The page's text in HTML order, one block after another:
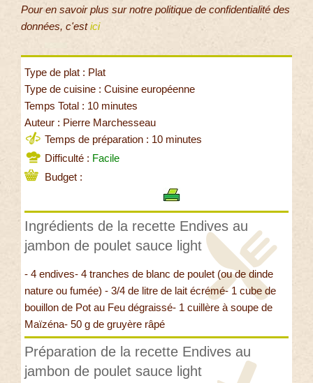
Pour en savoir plus sur notre politique de confidentialité des
données, c'estici
Type de plat : Plat
Type de cuisine : Cuisine européenne
Temps Total : 10 minutes
Auteur : Pierre Marchesseau
Temps de préparation : 10 minutes
Difficulté : Facile
Budget :
Ingrédients de la recette Endives au
jambon de poulet sauce light
- 4 endives- 4 tranches de blanc de poulet (ou de dinde
nature ou fumée) - 3/4 de litre de lait écrémé- 1 cube de
bouillon de Pot au Feu dégraissé- 1 cuillère à soupe de
Maïzéna- 50 g de gruyère râpé
Préparation de la recette Endives au
jambon de poulet sauce light